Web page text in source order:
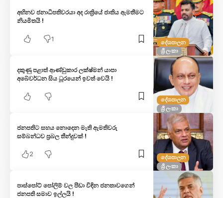
දේශපාලන
ශ්‍රී ලංකා
අභිනව ජනාධිපතිවරයා අද රාත්‍රියේ ජාතිය ඇමතීමට
නියමිතයි !
1
දේශපාලන
ශ්‍රී ලංකා
දකුණු පළාත් ආණ්ඩුකාර ලක්ෂ්මන් යාපා
අබේවර්ධන සිය ධූරයෙන් ඉවත් වෙයි !
දේශපාලන
ශ්‍රී ලංකා
ජනපතිට සහය නොදෙන මැති ඇමතිවරු
සම්බන්ධව ප්‍රබල තීන්දුවක් !
2
පාස්පෝට් පෝලිම් වල පීඩා විඳින ජනතාවගෙන්
ජනපති සමාව ඉල්ලයි !